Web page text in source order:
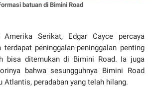
batuan di Bimini Road
Serikat, Edgar Cayce percaya
terdapat peninggalan-peninggalan penting
bisa ditemukan di Bimini Road. Ia juga
bahwa sesungguhnya Bimini Road
Atlantis, peradaban yang telah hilang.